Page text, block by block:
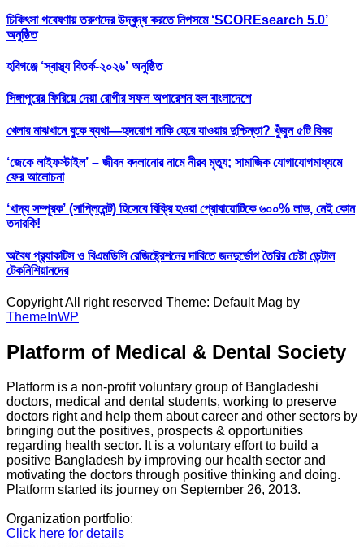
চিকিৎসা গবেষণায় তরুণদের উদ্বুদ্ধ করতে নিপসমে ‘SCOREsearch 5.0’
অনুষ্ঠিত
হবিগঞ্জে ‘স্বাস্থ্য বিতর্ক-২০২৬’ অনুষ্ঠিত
সিঙ্গাপুরের ফিরিয়ে দেয়া রোগীর সফল অপারেশন হল বাংলাদেশে
খেলার মাঝখানে বুকে ব্যথা—হৃদরোগ নাকি হেরে যাওয়ার দুশ্চিন্তা? খুঁজুন ৫টি বিষয়
‘জেকে লাইফস্টাইল’ – জীবন বদলানোর নামে নীরব মৃত্যু; সামাজিক যোগাযোগমাধ্যমে
ফের আলোচনা
‘খাদ্য সম্পূরক’ (সাপ্লিমেন্ট) হিসেবে বিক্রি হওয়া প্রোবায়োটিকে ৬০০% লাভ, নেই কোন
তদারকি!
অবৈধ প্র‍্যাকটিস ও বিএমডিসি রেজিষ্ট্রেশনের দাবিতে জনদুর্ভোগ তৈরির চেষ্টা ডেন্টাল
টেকনিশিয়ানদের
Copyright All right reserved Theme: Default Mag by
ThemeInWP
Platform of Medical & Dental Society
Platform is a non-profit voluntary group of Bangladeshi
doctors, medical and dental students, working to preserve
doctors right and help them about career and other sectors by
bringing out the positives, prospects & opportunities
regarding health sector. It is a voluntary effort to build a
positive Bangladesh by improving our health sector and
motivating the doctors through positive thinking and doing.
Platform started its journey on September 26, 2013.
Organization portfolio:
Click here for details